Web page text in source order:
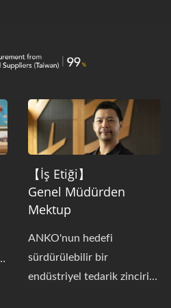
【İş Etiği】
Genel Müdürden
Mektup
ANKO'nun hedefi
sürdürülebilir bir
endüstriyel tedarik zinciri